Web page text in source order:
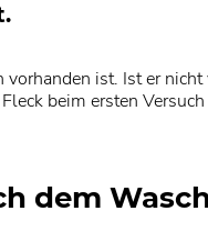
ist. Ist er
beim ersten
dem